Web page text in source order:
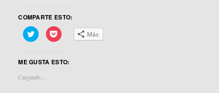
COMPARTE ESTO:
Haz
clic
Twitter
abre
en
Haz
clic
Pocket
Más
ME GUSTA ESTO:
Cargando...